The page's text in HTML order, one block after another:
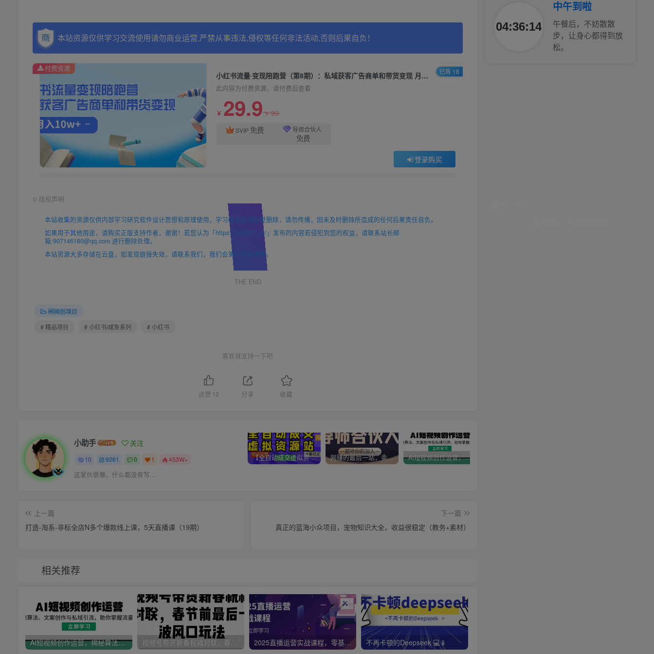
本站资源仅供学习交流使用请勿商业运营,严禁从事违法,侵权等任何非法活动,否则后果自负！
小红书流量·变现陪跑营（第8期）：私域获客广告商单和带货变现 月入10w+
此内容为付费资源，请付费后查看
￥ 29.9￥99
SVIP 免费 导师合伙人
免费
登录购买
付费资源 已售 18
© 版权声明
本站收集的资源仅供内部学习研究软件设计思想和原理使用，学习研究后请自觉删除，请勿传播，因未及时删除所造成的任何后果责任自负。
如果用于其他用途，请购买正版支持作者，谢谢！若您认为「https://mc9527.cn/」发布的内容若侵犯到您的权益，请联系站长邮
箱:907146180@qq.com 进行删除处理。
本站资源大多存储在云盘，如发现链接失效，请联系我们，我们会第一时间更新。
THE END
🆓网创项目
# 精品项目
# 小红书/咸鱼系列 # 小红书
喜欢就支持一下吧
点赞 12 分享 收藏
小助手 关注
10 9261 0 1 453W+
这家伙很懒，什么都没有写...
【全自动成交虚拟资源站】站长唯一陪跑项目！月入10W+~长期稳定~ 网赚的最后一站，卖项目！做网赚顶级猎食者~ AI短视频创作运营，揭秘算法、文案创作与私域引流，助你掌握流量密码
上一篇
打造-淘系-非标全店N多个爆款线上课，5天直播课（19期）
下一篇
真正的蓝海小众项目，宠物知识大全，收益很稳定（教务+素材）
相关推荐
AI短视频创作运营，揭秘算法、文案创作与私域引流，助你掌握流量密码 2025直播运营实战课程，零基础入门到流量优化，快速提升直播间表现 不再卡顿的Deepseek 💻📱
04:36:16
中午到啦
午餐后，不妨散散
步，让身心都得到放
松。